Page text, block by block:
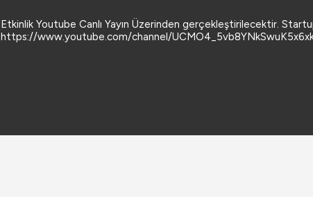
Etkinlik Youtube Canlı Yayın Üzerinden gerçekleştirilecektir.
https://www.youtube.com/channel/